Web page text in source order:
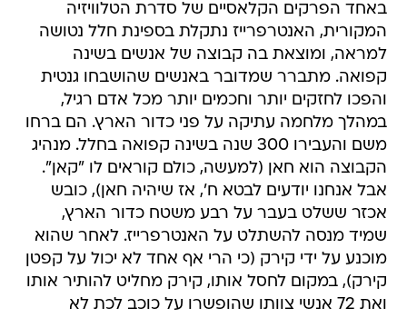
באחד הפרקים הקלאסיים של סדרת הטלוויזיה
המקורית, האנטרפרייז נתקלת בספינת חלל נטושה
למראה, ומוצאת בה קבוצה של אנשים בשינה
קפואה. מתברר שמדובר באנשים שהושבחו גנטית
והפכו לחזקים יותר וחכמים יותר מכל אדם רגיל,
במהלך מלחמה עתיקה על פני כדור הארץ. הם ברחו
משם והעבירו 300 שנה בשינה קפואה בחלל. מנהיג
הקבוצה הוא חאן (למעשה, כולם קוראים לו "קאן".
אבל אנחנו יודעים לבטא ח', אז שיהיה חאן), כובש
אכזר ששלט בעבר על רבע משטח כדור הארץ,
שמיד מנסה להשתלט על האנטרפרייז. לאחר שהוא
מוכנע על ידי קירק (כי הרי אף אחד לא יכול על קפטן
קירק), במקום לחסל אותו, קירק מחליט להותיר אותו
ואת 72 אנשי צוותו שהופשרו על כוכב לכת לא